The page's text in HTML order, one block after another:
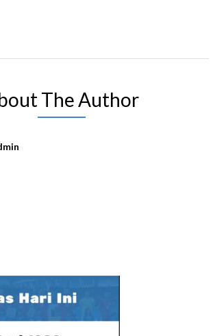
The Author